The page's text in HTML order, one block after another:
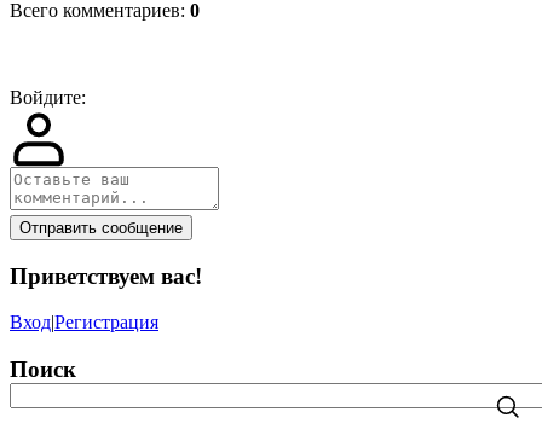
Всего комментариев: 0
Войдите:
Отправить сообщение
Приветствуем вас!
Вход|Регистрация
Поиск